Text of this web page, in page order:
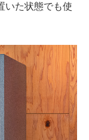
いた状態でも使